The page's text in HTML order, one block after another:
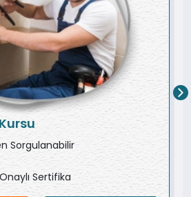
Sorgulanabilir
Sertifika